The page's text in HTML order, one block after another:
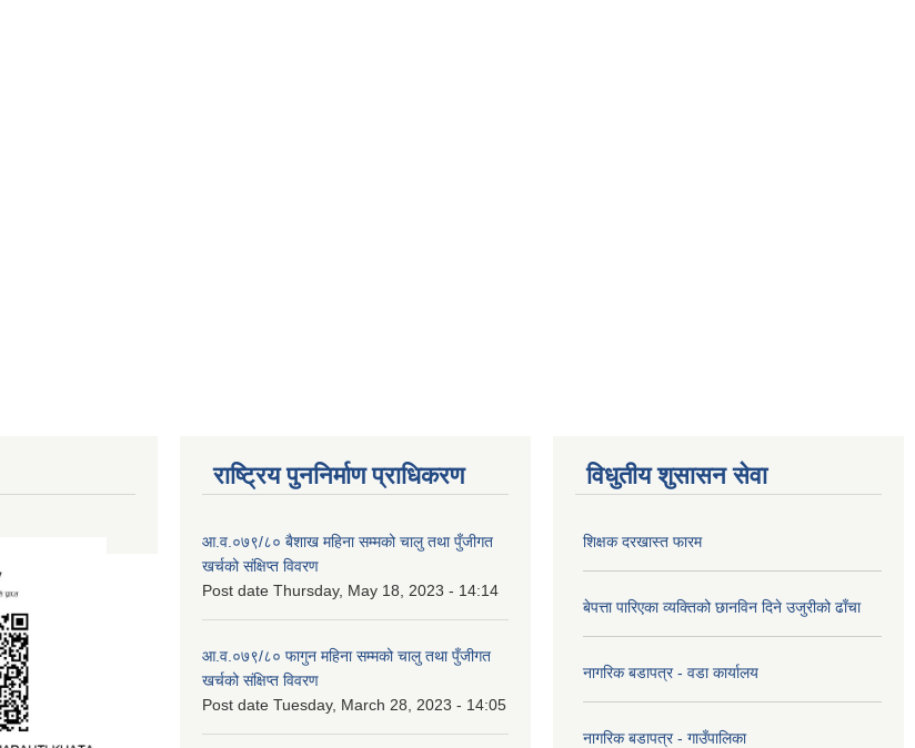
राष्ट्रिय पुननिर्माण प्राधिकरण
आ.व.०७९/८० बैशाख महिना सम्मको चालु तथा पुँजीगत
खर्चको संक्षिप्त विवरण
Post date Thursday, May 18, 2023 - 14:14
आ.व.०७९/८० फागुन महिना सम्मको चालु तथा पुँजीगत
खर्चको संक्षिप्त विवरण
Post date Tuesday, March 28, 2023 - 14:05
विधुतीय शुसासन सेवा
शिक्षक दरखास्त फारम
बेपत्ता पारिएका व्यक्तिको छानविन दिने उजुरीको ढाँचा
नागरिक बडापत्र - वडा कार्यालय
नागरिक बडापत्र - गाउँपालिका